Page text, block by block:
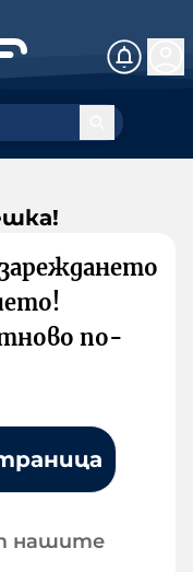
по-
нашите